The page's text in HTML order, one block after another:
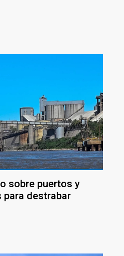
sobre puertos y
destrabar